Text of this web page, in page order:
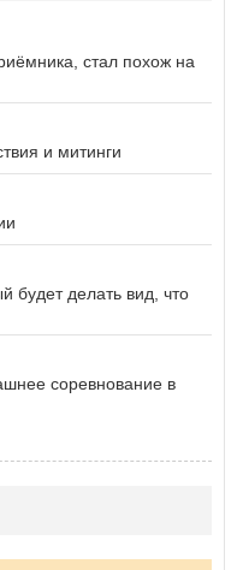
стал похож на
и митинги
будет делать вид, что
соревнование в